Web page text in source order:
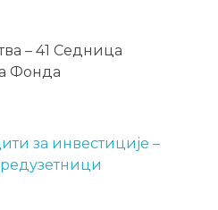
– 41 Седница
Фонда
за инвестиције –